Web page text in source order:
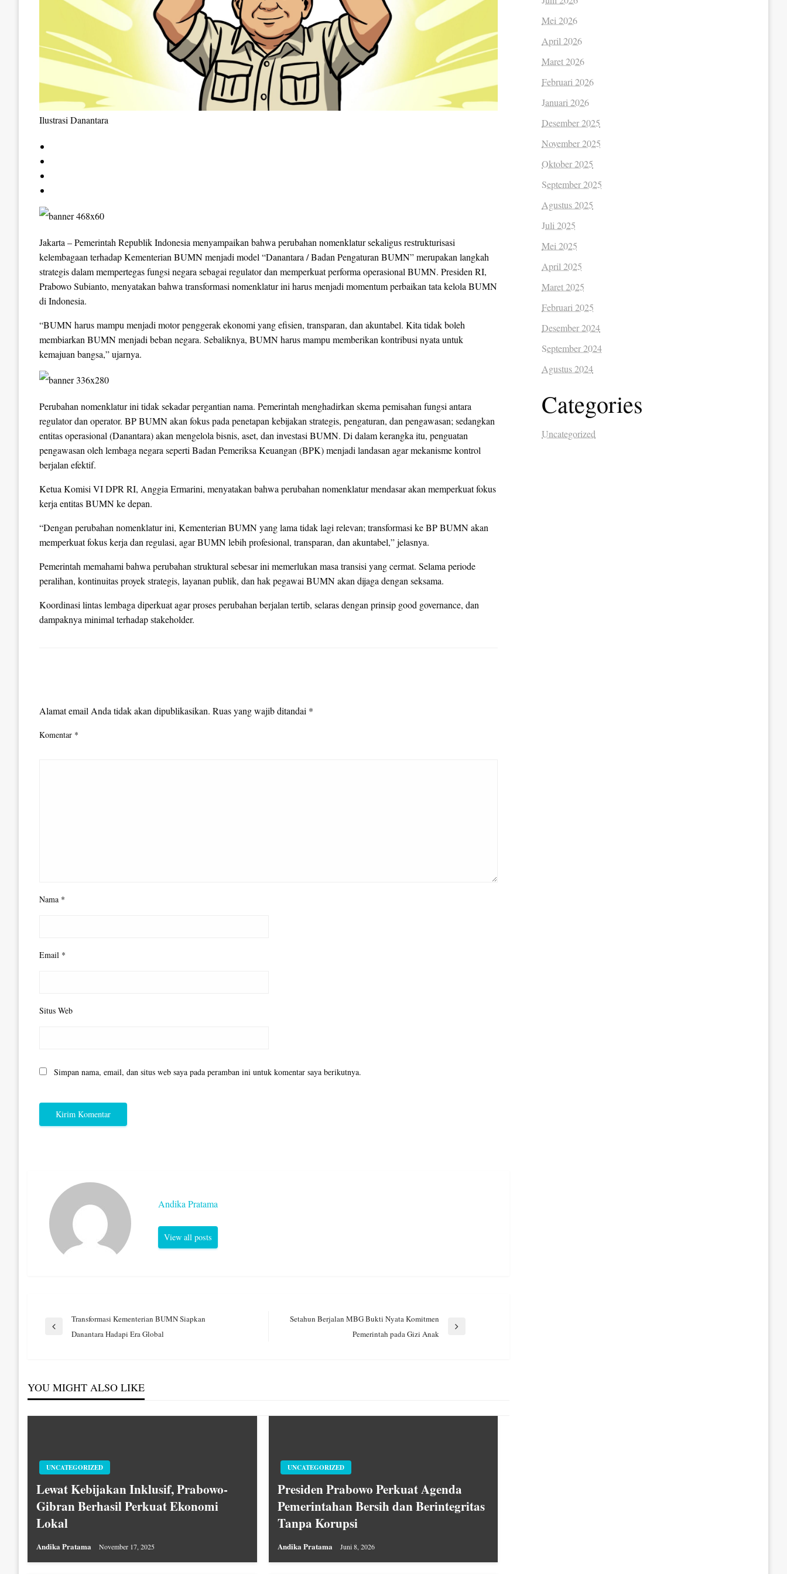
Ilustrasi Danantara
Jakarta – Pemerintah Republik Indonesia menyampaikan bahwa perubahan nomenklatur sekaligus restrukturisasi
kelembagaan terhadap Kementerian BUMN menjadi model “Danantara / Badan Pengaturan BUMN” merupakan langkah
strategis dalam mempertegas fungsi negara sebagai regulator dan memperkuat performa operasional BUMN. Presiden RI,
Prabowo Subianto, menyatakan bahwa transformasi nomenklatur ini harus menjadi momentum perbaikan tata kelola BUMN
di Indonesia.
“BUMN harus mampu menjadi motor penggerak ekonomi yang efisien, transparan, dan akuntabel. Kita tidak boleh
membiarkan BUMN menjadi beban negara. Sebaliknya, BUMN harus mampu memberikan kontribusi nyata untuk
kemajuan bangsa,” ujarnya.
Perubahan nomenklatur ini tidak sekadar pergantian nama. Pemerintah menghadirkan skema pemisahan fungsi antara
regulator dan operator. BP BUMN akan fokus pada penetapan kebijakan strategis, pengaturan, dan pengawasan; sedangkan
entitas operasional (Danantara) akan mengelola bisnis, aset, dan investasi BUMN. Di dalam kerangka itu, penguatan
pengawasan oleh lembaga negara seperti Badan Pemeriksa Keuangan (BPK) menjadi landasan agar mekanisme kontrol
berjalan efektif.
Ketua Komisi VI DPR RI, Anggia Ermarini, menyatakan bahwa perubahan nomenklatur mendasar akan memperkuat fokus
kerja entitas BUMN ke depan.
“Dengan perubahan nomenklatur ini, Kementerian BUMN yang lama tidak lagi relevan; transformasi ke BP BUMN akan
memperkuat fokus kerja dan regulasi, agar BUMN lebih profesional, transparan, dan akuntabel,” jelasnya.
Pemerintah memahami bahwa perubahan struktural sebesar ini memerlukan masa transisi yang cermat. Selama periode
peralihan, kontinuitas proyek strategis, layanan publik, dan hak pegawai BUMN akan dijaga dengan seksama.
Koordinasi lintas lembaga diperkuat agar proses perubahan berjalan tertib, selaras dengan prinsip good governance, dan
dampaknya minimal terhadap stakeholder.
Alamat email Anda tidak akan dipublikasikan. Ruas yang wajib ditandai *
Komentar *
Nama *
Email *
Situs Web
Simpan nama, email, dan situs web saya pada peramban ini untuk komentar saya berikutnya.
Andika Pratama
View all posts
Navigasi
Previous
Transformasi Kementerian BUMN Siapkan
Danantara Hadapi Era Global
Setahun Berjalan MBG Bukti Nyata Komitmen
Pemerintah pada Gizi Anak
YOU MIGHT ALSO LIKE
UNCATEGORIZED
Lewat Kebijakan Inklusif, Prabowo-
Gibran Berhasil Perkuat Ekonomi
Lokal
Andika Pratama November 17, 2025
UNCATEGORIZED
Presiden Prabowo Perkuat Agenda
Pemerintahan Bersih dan Berintegritas
Tanpa Korupsi
Andika Pratama Juni 8, 2026
Mei 2026
April 2026
Maret 2026
Februari 2026
Januari 2026
Desember 2025
November 2025
Oktober 2025
September 2025
Agustus 2025
Juli 2025
Mei 2025
April 2025
Maret 2025
Februari 2025
Desember 2024
September 2024
Agustus 2024
Categories
Uncategorized